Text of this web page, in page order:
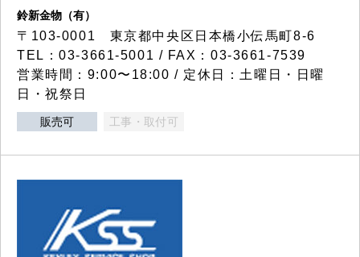
鈴新金物（有）
〒103-0001 東京都中央区日本橋小伝馬町8-6
TEL：03-3661-5001 / FAX：03-3661-7539
営業時間：9:00〜18:00 / 定休日：土曜日・日曜
日・祝祭日
販売可 工事・取付可